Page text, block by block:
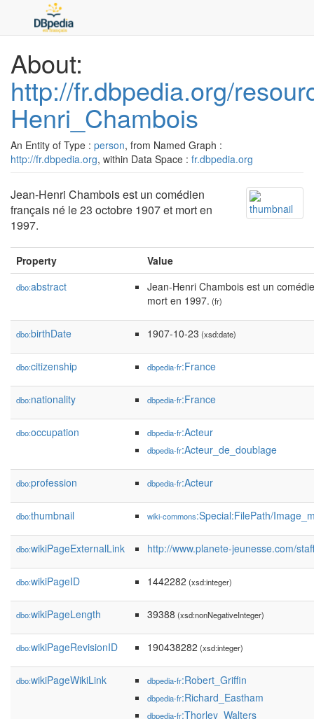
About:
http://fr.dbpedia.org/
Henri_Chambois
An Entity of Type : person, from Named Graph :
http://fr.dbpedia.org, within Data Space : fr.dbpedia.org
Jean-Henri Chambois est un comédien
français né le 23 octobre 1907 et mort en
1997.
Property Value
dbo:abstract
Jean-Henri Chambois est un
mort en 1997. (fr)
dbo:birthDate 1907-10-23 (xsd:date)
dbo:citizenship dbpedia-fr:France
dbo:nationality dbpedia-fr:France
dbo:occupation dbpedia-fr:Acteur
dbpedia-fr:Acteur_de_doublage
dbo:profession dbpedia-fr:Acteur
dbo:thumbnail wiki-commons:Special:FilePath/
dbo:wikiPageExternalLink http://www.planete-jeunesse.com/
dbo:wikiPageID 1442282 (xsd:integer)
dbo:wikiPageLength 39388 (xsd:nonNegativeInteger)
dbo:wikiPageRevisionID 190438282 (xsd:integer)
dbo:wikiPageWikiLink dbpedia-fr:Robert_Griffin
dbpedia-fr:Richard_Eastham
dbpedia-fr:Thorley_Walters